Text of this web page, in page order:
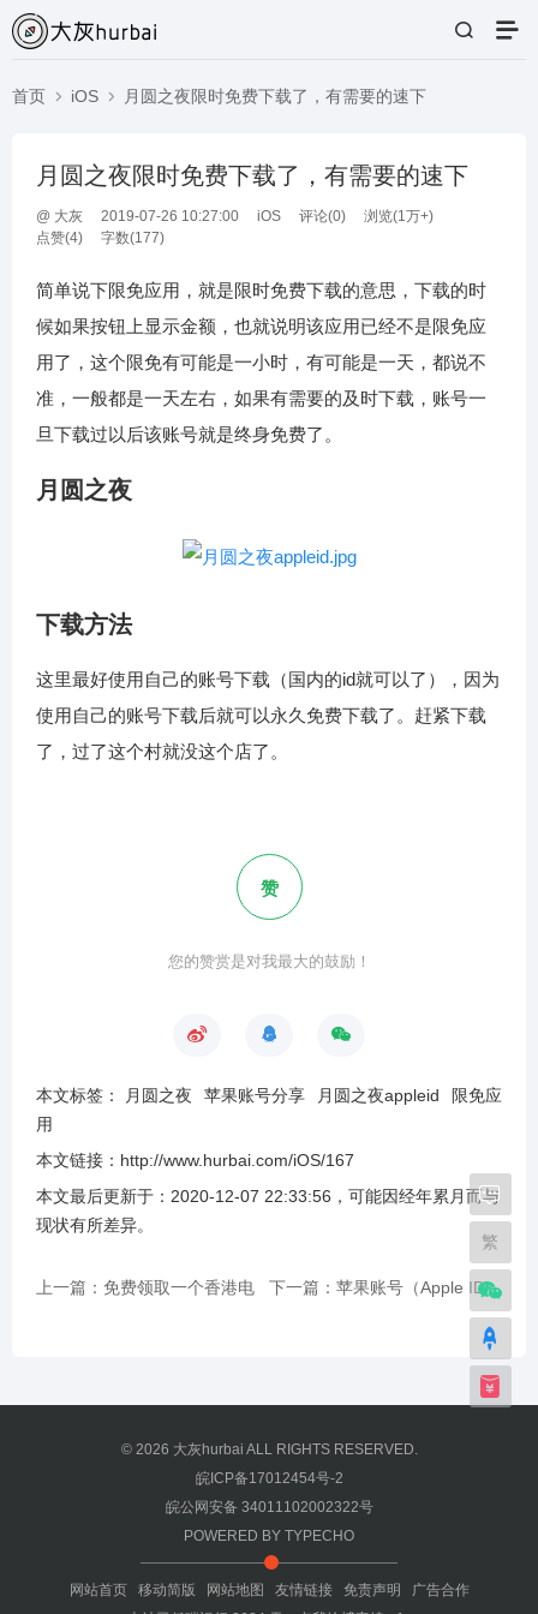
首页 iOS 月圆之夜限时免费下载了，有需要的速下
月圆之夜限时免费下载了，有需要的速下
@ 大灰 2019-07-26 10:27:00 iOS 评论(0)
浏览(1万+)
点赞(4) 字数(177)
简单说下限免应用，就是限时免费下载的意思，下载的时
候如果按钮上显示金额，也就说明该应用已经不是限免应
用了，这个限免有可能是一小时，有可能是一天，都说不
准，一般都是一天左右，如果有需要的及时下载，账号一
旦下载过以后该账号就是终身免费了。
月圆之夜
下载方法
这里最好使用自己的账号下载（国内的id就可以了），因为
使用自己的账号下载后就可以永久免费下载了。赶紧下载
了，过了这个村就没这个店了。
赞
您的赞赏是对我最大的鼓励！
本文标签： 月圆之夜 苹果账号分享 月圆之夜appleid
限免应
用
本文链接： http://www.hurbai.com/iOS/167
本文最后更新于： 2020-12-07 22:33:56 ，可能因经年累月而与
现状有所差异。
上一篇：免费领取一个香港电 下一篇：苹果账号（Apple ID）
修改邮箱的方法
© 2026 大灰hurbai ALL RIGHTS RESERVED.
皖ICP备17012454号-2
皖公网安备 34011102002322号
POWERED BY TYPECHO
网站首页 移动简版 网站地图 友情链接 免责声明
广告合作
繁